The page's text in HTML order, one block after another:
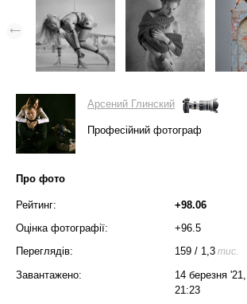
Арсений Глинский
Професійний фотограф
Про фото
Рейтинг:
+98.06
Оцінка фотографії:
+96.5
Переглядів:
159 / 1,3 тис.
Завантажено:
14 березня '21,
21:23